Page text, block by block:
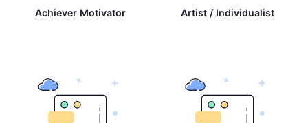
Achiever Motivator Artist / Individualist